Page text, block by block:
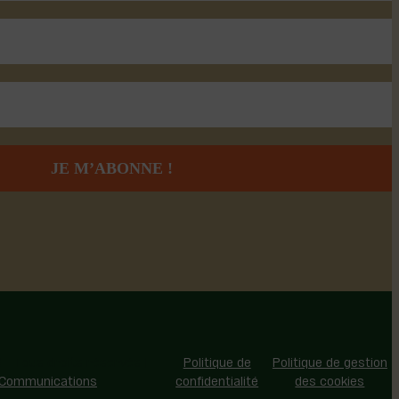
Politique de
confidentialité
Politique de gestion
des cookies